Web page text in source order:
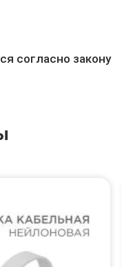
согласно закону